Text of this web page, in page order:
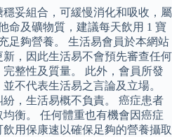
妥組合，可緩慢消化和吸收，屬
命及礦物質，建議每天飲用 1 寶
足夠營養。 生活易會員於本網站
，因此生活易不會預先審查任何
整性及質量。 此外，會員所發
不代表生活易之言論及立場。
，生活易概不負責。 癌症患者
衡。 任何體重也有機會因癌症
用保康速以確保足夠的營養攝取